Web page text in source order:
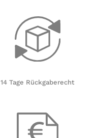
14 Tage Rückgaberecht